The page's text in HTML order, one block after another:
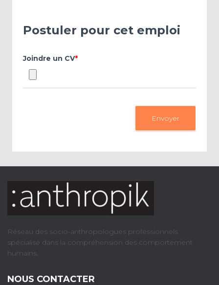
Postuler pour cet emploi
Joindre un CV*
Envoyer
Réseau des socio-anthropologues professionnels
spécialisé dans la compréhension des comportement
humains.
NOUS CONTACTER